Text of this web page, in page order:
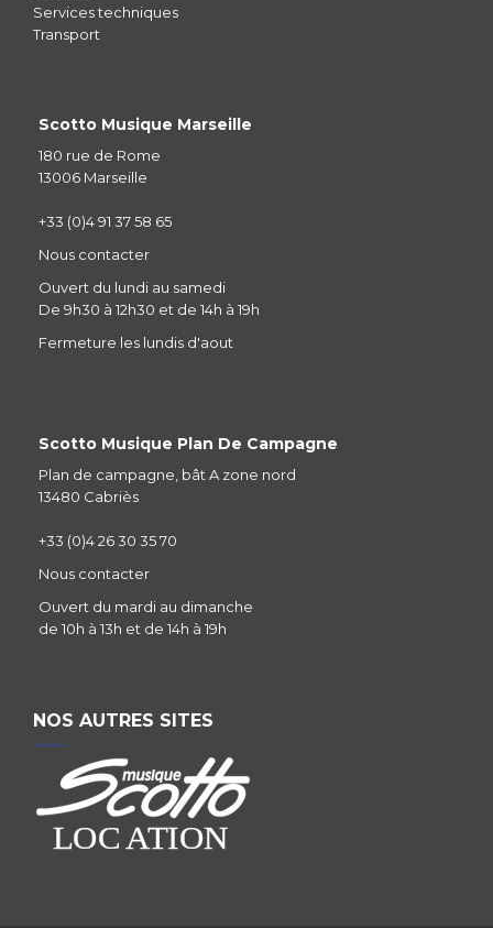
Services techniques
Transport
Scotto Musique Marseille
180 rue de Rome
13006 Marseille
+33 (0)4 91 37 58 65
Nous contacter
Ouvert du lundi au samedi
De 9h30 à 12h30 et de 14h à 19h
Fermeture les lundis d'aout
Scotto Musique Plan De Campagne
Plan de campagne, bât A zone nord
13480 Cabriès
+33 (0)4 26 30 35 70
Nous contacter
Ouvert du mardi au dimanche
de 10h à 13h et de 14h à 19h
NOS AUTRES SITES